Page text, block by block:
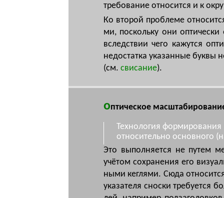
тре­бо­ва­ние от­но­сит­ся и к
Ко вто­рой проб­ле­ме
ми, по­сколь­ку они
вслед­ствии че­го ка­жут­ся
не­дос­тат­ка ука­зан­ные бук­вы
(см. сви­са­ние).
оптическое
Технология
относительно основного
Это вы­пол­ня­ет­ся не пу­тем
учё­том со­хра­не­ния его
ны­ми кег­ля­ми. Сю­да
ука­за­те­ля снос­ки тре­бу­ет­ся